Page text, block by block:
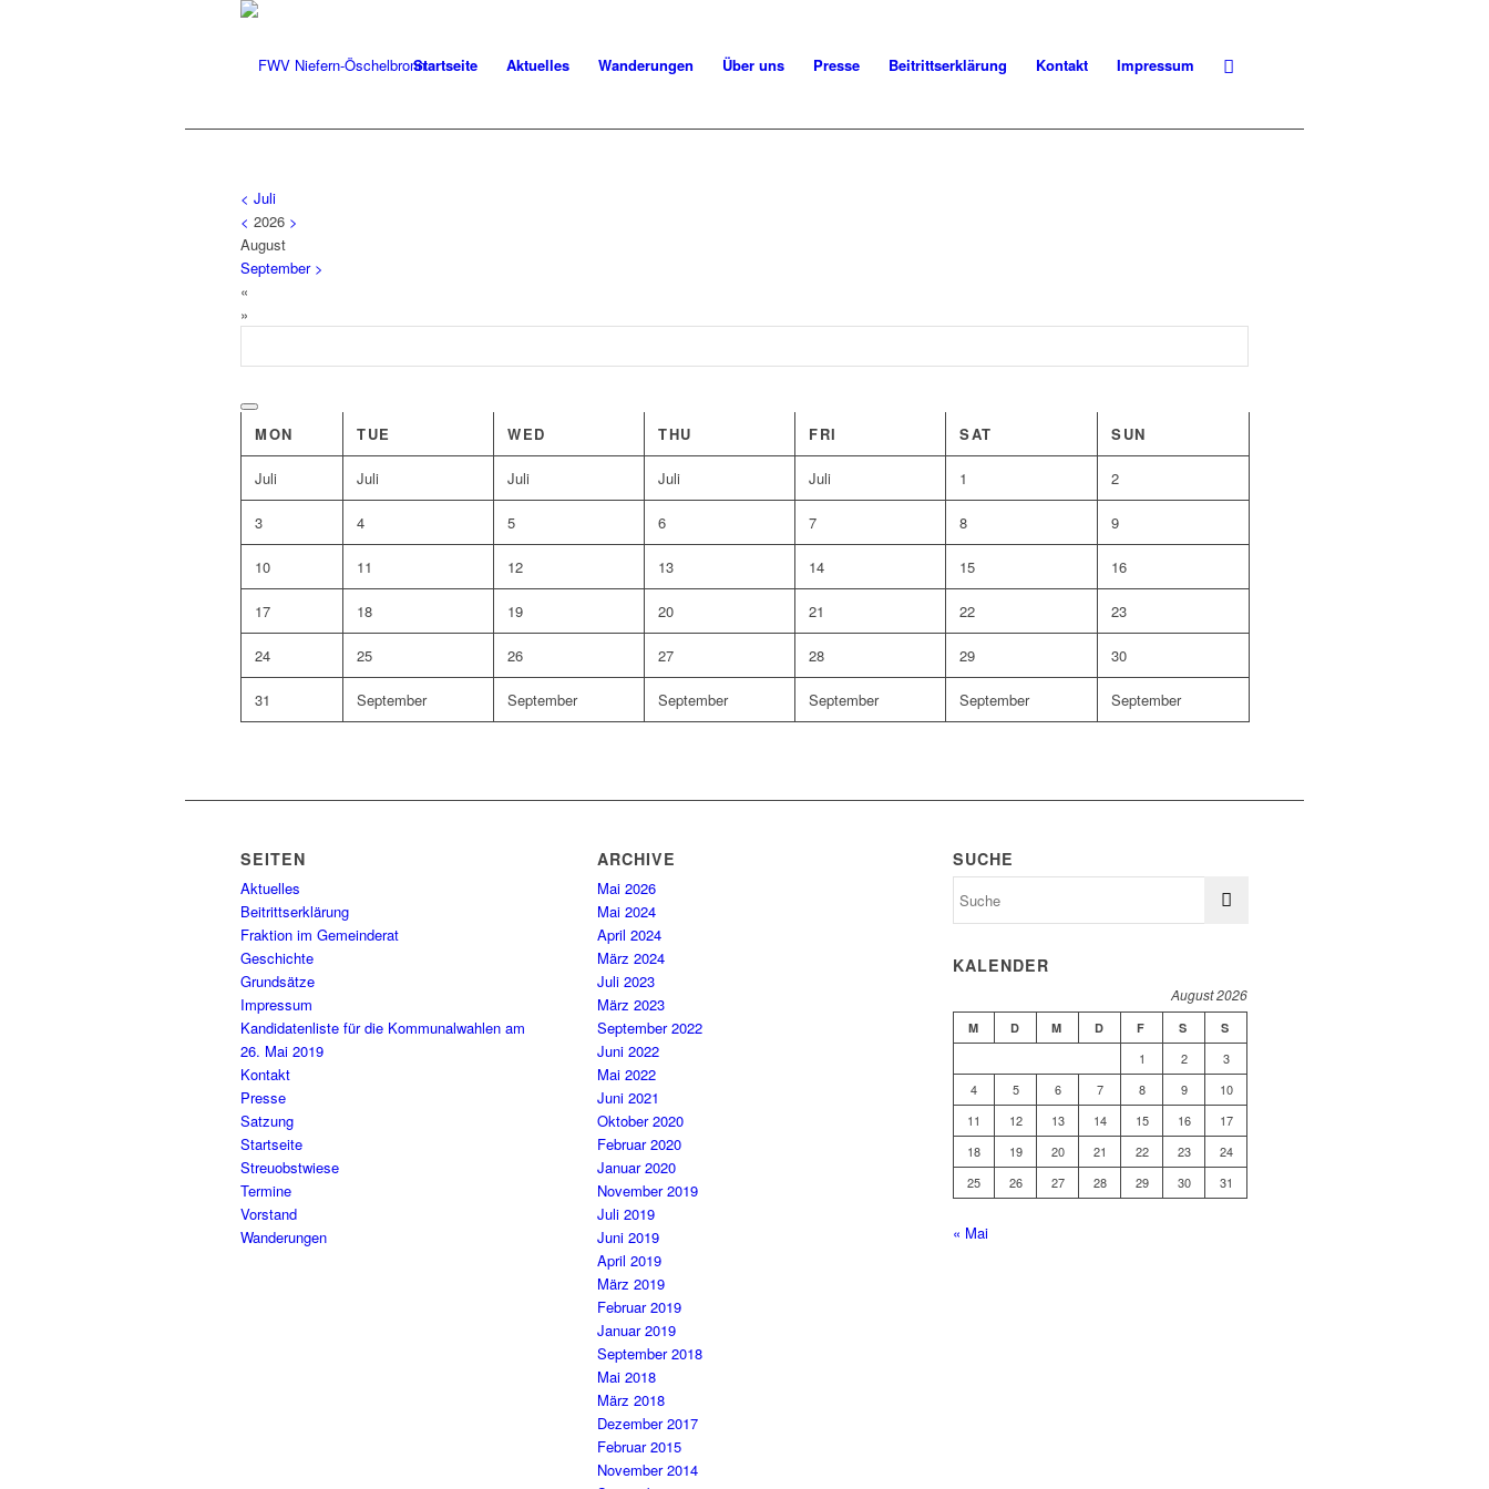
Startseite Aktuelles Wanderungen Über uns Presse Beitrittserklärung Kontakt Impressum
< Juli
< 2026 >
August
September >
«
»
MON TUE WED THU FRI SAT SUN
Juli Juli Juli Juli Juli 1 2
3 4 5 6 7 8 9
10 11 12 13 14 15 16
17 18 19 20 21 22 23
24 25 26 27 28 29 30
31 September September September September September September
SEITEN
Aktuelles
Beitrittserklärung
Fraktion im Gemeinderat
Geschichte
Grundsätze
Impressum
Kandidatenliste für die Kommunalwahlen am
26. Mai 2019
Kontakt
Presse
Satzung
Startseite
Streuobstwiese
Termine
Vorstand
Wanderungen
ARCHIVE
Mai 2026
Mai 2024
April 2024
März 2024
Juli 2023
März 2023
September 2022
Juni 2022
Mai 2022
Juni 2021
Oktober 2020
Februar 2020
Januar 2020
November 2019
Juli 2019
Juni 2019
April 2019
März 2019
Februar 2019
Januar 2019
September 2018
Mai 2018
März 2018
Dezember 2017
Februar 2015
November 2014
SUCHE
KALENDER
August 2026
M D M D F S S
1 2
3
4
5 6 7 8 9
10
11
12 13 14 15 16
17
18
19 20 21 22 23
24
25
26 27 28 29 30 31
« Mai